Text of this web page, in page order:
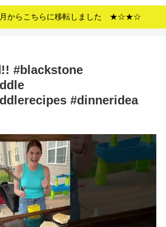
らこちらに移転しました ★☆★☆
#blackstone
#dinneridea